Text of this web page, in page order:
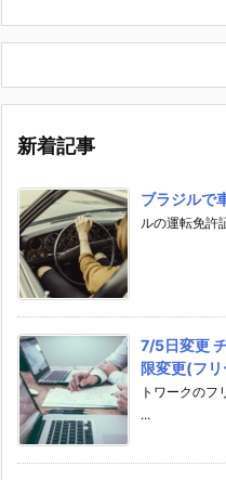
新着記事
ブラジルで
ルの運転免許
7/5日変更
限変更(フ
トワークのフ
...